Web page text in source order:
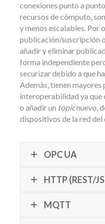
conexiones punto a
recursos de cómputo,
y menos escalables. Por
publicación/suscripción
añadir y eliminar
forma independiente
securizar debido a que
Además, tienen mayores
interoperabilidad ya que
o añadir un topicnuevo,
dispositivos de la red del
OPC UA
HTTP (REST/
MQTT